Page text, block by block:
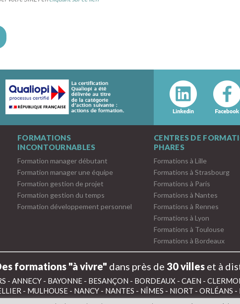
FORMATIONS
INCONTOURNABLES
Formation manager débutant
Formation manager une équipe
Formation gestion de projet
Formation gestion du temps
Formation développement personnel
CENTRES DE
PHARES
Formations à Lille
Formations à Strasbourg
Formations à Paris
Formations à Nantes
Formations à Rennes
Formations à Lyon
Formations à Toulouse
Formations à Bordeaux
formations "à vivre" dans près de 30 villes et à
- ANNECY - BAYONNE - BESANÇON - BORDEAUX - CAEN -
- MULHOUSE - NANCY - NANTES - NÎMES - NIORT - ORLÉANS -